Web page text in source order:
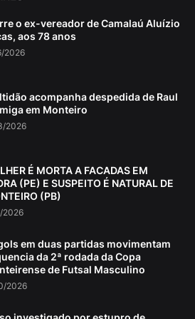
o ex-vereador de Camalaú Aluízio
aos 78 anos
2026
acompanha despedida de Raul
em Monteiro
2026
É MORTA A FACADAS EM
(PE) E SUSPEITO É NATURAL DE
(PB)
2026
em duas partidas movimentam
da 2ª rodada da Copa
de Futsal Masculino
2026